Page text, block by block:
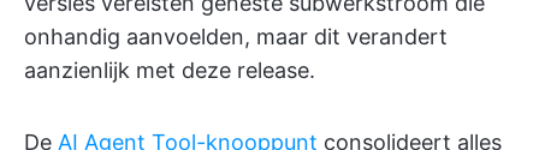
onhandig aanvoelden, maar dit verandert
aanzienlijk met deze release.
De AI Agent Tool-knooppunt consolideert alles